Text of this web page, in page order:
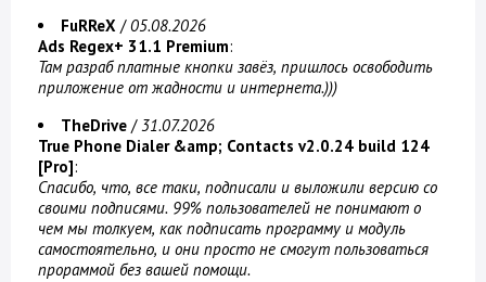
FuRReX /05.08.2026
Ads Regex+ 31.1 Premium:
Там разраб платные кнопки завёз, пришлось освободить
приложение от жадности и интернета.)))
TheDrive /31.07.2026
True Phone Dialer &amp; Contacts v2.0.24 build 124
[Pro]:
Спасибо, что, все таки, подписали и выложили версию со
своими подписями. 99% пользователей не понимают о
чем мы толкуем, как подписать программу и модуль
самостоятельно, и они просто не смогут пользоваться
прораммой без вашей помощи.